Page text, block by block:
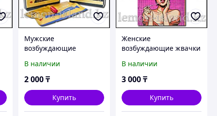
Мужские
возбуждающие
императора, 8 капс.
В наличии
2 000 ₸
Купить
Женские
возбуждающие жвачки
В наличии
3 000₸
Купить